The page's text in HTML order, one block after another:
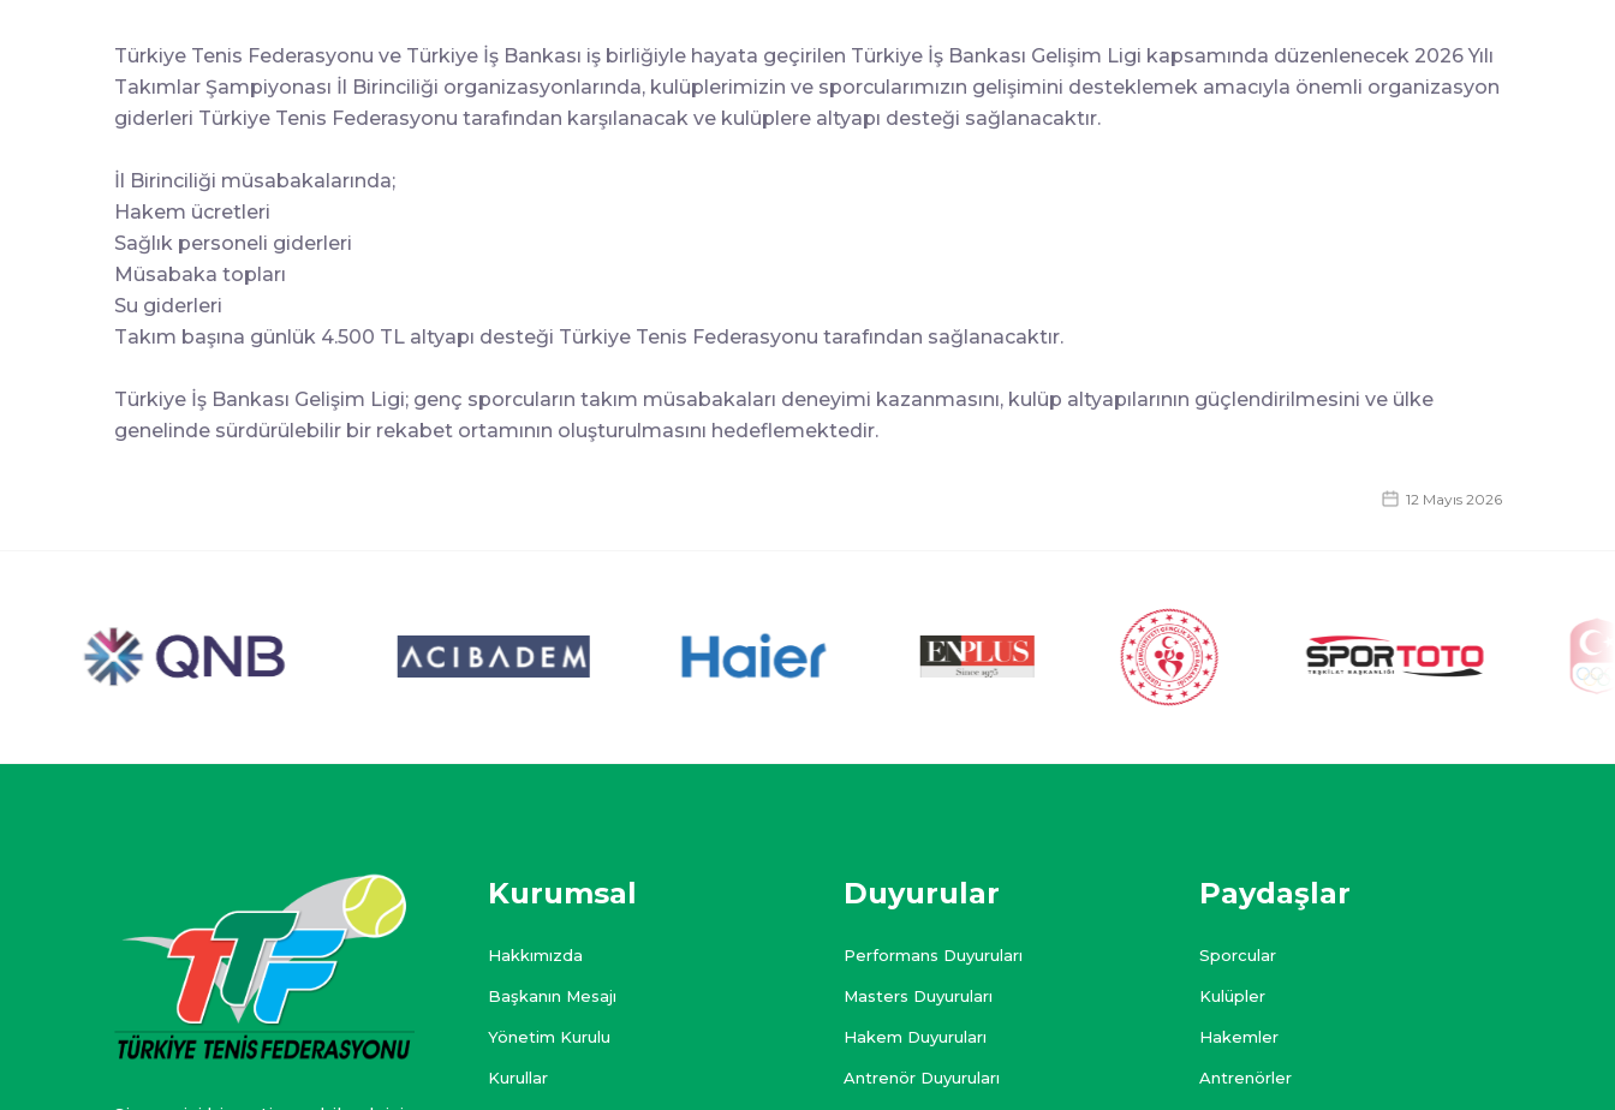
Türkiye Tenis Federasyonu ve Türkiye İş Bankası iş birliğiyle hayata geçirilen Türkiye İş Bankası Gelişim Ligi kapsamında düzenlenecek 2026 Yılı
Takımlar Şampiyonası İl Birinciliği organizasyonlarında, kulüplerimizin ve sporcularımızın gelişimini desteklemek amacıyla önemli organizasyon
giderleri Türkiye Tenis Federasyonu tarafından karşılanacak ve kulüplere altyapı desteği sağlanacaktır.
İl Birinciliği müsabakalarında;
Hakem ücretleri
Sağlık personeli giderleri
Müsabaka topları
Su giderleri
Takım başına günlük 4.500 TL altyapı desteği Türkiye Tenis Federasyonu tarafından sağlanacaktır.
Türkiye İş Bankası Gelişim Ligi; genç sporcuların takım müsabakaları deneyimi kazanmasını, kulüp altyapılarının güçlendirilmesini ve ülke
genelinde sürdürülebilir bir rekabet ortamının oluşturulmasını hedeflemektedir.
12 Mayıs 2026
Kurumsal
Hakkımızda
Başkanın Mesajı
Yönetim Kurulu
Kurullar
Duyurular
Performans Duyuruları
Masters Duyuruları
Hakem Duyuruları
Antrenör Duyuruları
Paydaşlar
Sporcular
Kulüpler
Hakemler
Antrenörler